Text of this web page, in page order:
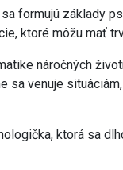
formujú základy
ktoré môžu mať
náročných
sa venuje
ktorá sa